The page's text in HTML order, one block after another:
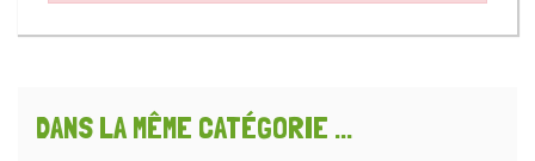
DANS LA MÊME CATÉGORIE ...